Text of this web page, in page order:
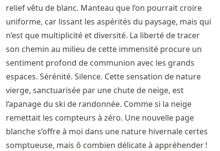
relief vêtu de blanc. Manteau que l’on pourrait croire
uniforme, car lissant les aspérités du paysage, mais qui
n’est que multiplicité et diversité. La liberté de tracer
son chemin au milieu de cette immensité procure un
sentiment profond de communion avec les grands
espaces. Sérénité. Silence. Cette sensation de nature
vierge, sanctuarisée par une chute de neige, est
l’apanage du ski de randonnée. Comme si la neige
remettait les compteurs à zéro. Une nouvelle page
blanche s’offre à moi dans une nature hivernale certes
somptueuse, mais ô combien délicate à appréhender !